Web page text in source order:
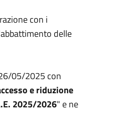
con i
delle
05/2025 con
e riduzione
2025/2026" e ne